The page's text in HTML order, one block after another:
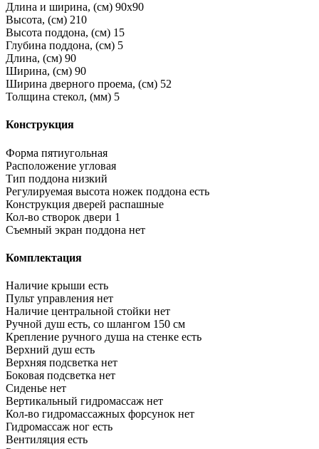
Длина и ширина, (см) 90x90
Высота, (см) 210
Высота поддона, (см) 15
Глубина поддона, (см) 5
Длина, (см) 90
Ширина, (см) 90
Ширина дверного проема, (см) 52
Толщина стекол, (мм) 5
Конструкция
Форма пятиугольная
Расположение угловая
Тип поддона низкий
Регулируемая высота ножек поддона есть
Конструкция дверей распашные
Кол-во створок двери 1
Съемный экран поддона нет
Комплектация
Наличие крыши есть
Пульт управления нет
Наличие центральной стойки нет
Ручной душ есть, со шлангом 150 см
Крепление ручного душа на стенке есть
Верхний душ есть
Верхняя подсветка нет
Боковая подсветка нет
Сиденье нет
Вертикальный гидромассаж нет
Кол-во гидромассажных форсунок нет
Гидромассаж ног есть
Вентиляция есть